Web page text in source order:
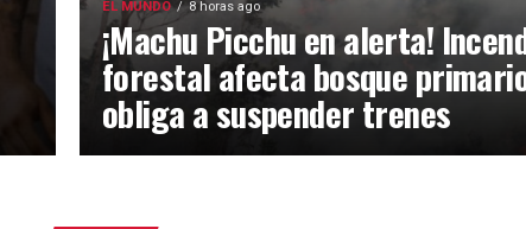
EL MUNDO 8 horas ago
¡Machu Picchu en alerta!
forestal afecta bosque
obliga a suspender trenes